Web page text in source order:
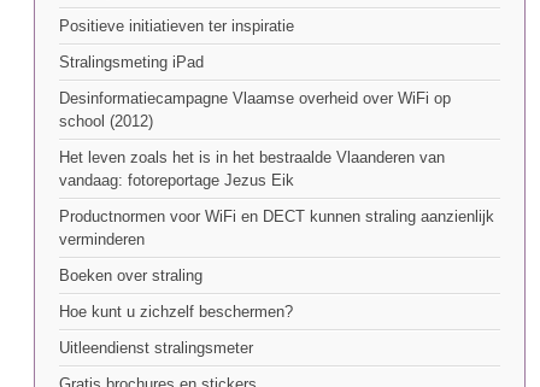
Positieve initiatieven ter inspiratie
Stralingsmeting iPad
Desinformatiecampagne Vlaamse overheid over WiFi op
school (2012)
Het leven zoals het is in het bestraalde Vlaanderen van
vandaag: fotoreportage Jezus Eik
Productnormen voor WiFi en DECT kunnen straling aanzienlijk
verminderen
Boeken over straling
Hoe kunt u zichzelf beschermen?
Uitleendienst stralingsmeter